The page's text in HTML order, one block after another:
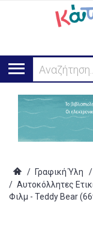
Αναζήτηση...
/ Γραφική Ύλη /
/ Αυτοκόλλητες
Φιλμ - Teddy Bear